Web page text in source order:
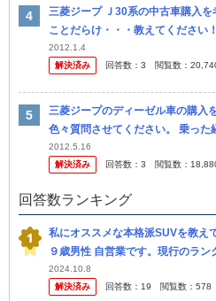
三菱ジープ Ｊ30系の中古車購入
ことだらけ・・・教えてください
です。当初はクライスラーのジー
たが、...
2012.1.4
解決済み
回答数： 3 閲覧数：
三菱ジープのディーゼル車の購入
色々質問させてください。 乗った
投稿しないでください。 まず自分
が、これ...
2012.5.16
解決済み
回答数： 3 閲覧数：
回答数ランキング
私にオススメな本格派SUVを教え
９歳男性 自営業です。現行のラ
ています。しかし、車両本体価格
そこ...
2024.10.8
解決済み
回答数： 19 閲覧数： 578